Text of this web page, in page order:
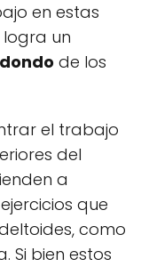
en estas
un
de los
el trabajo
del
a
que
como
Si bien estos